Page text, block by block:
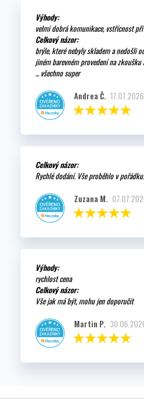
Výhody:
velmi dobrá komunikace, vstřícnost
Celkový názor:
brýle, které nebyly skladem a nedošli
jiném barevném provedení na
... všechno super
Andrea Č. 17.07.2026
Celkový názor:
Rychlé dodání. Vše proběhlo v pořádku.
Zuzana M.
Výhody:
rychlost cena
Celkový názor:
Vše jak má být, mohu jen doporučit
Martin P.